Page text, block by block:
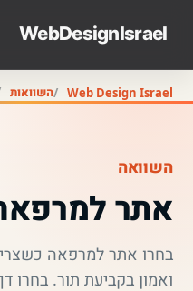
Web Design Israel השוואות
השוואה
אתר
ואמון בקביעת תור. בחרו